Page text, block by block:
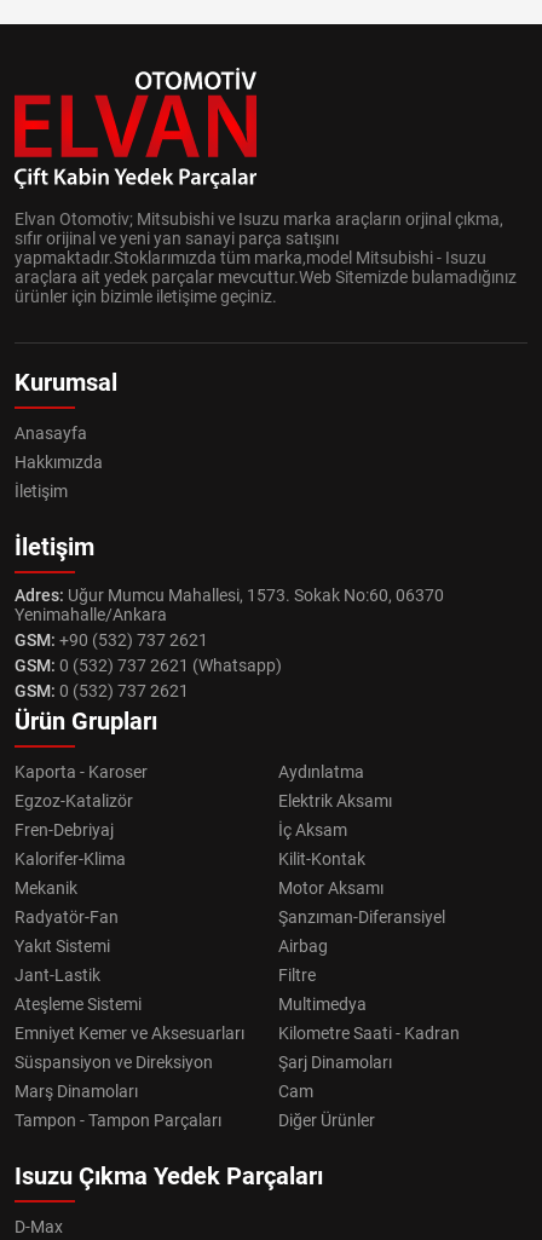
Elvan Otomotiv; Mitsubishi ve Isuzu marka araçların orjinal çıkma,
sıfır orijinal ve yeni yan sanayi parça satışını
yapmaktadır.Stoklarımızda tüm marka,model Mitsubishi - Isuzu
araçlara ait yedek parçalar mevcuttur.Web Sitemizde bulamadığınız
ürünler için bizimle iletişime geçiniz.
Kurumsal
Anasayfa
Hakkımızda
İletişim
İletişim
Adres: Uğur Mumcu Mahallesi, 1573. Sokak No:60, 06370
Yenimahalle/Ankara
GSM: +90 (532) 737 2621
GSM: 0 (532) 737 2621 (Whatsapp)
GSM: 0 (532) 737 2621
Ürün Grupları
Kaporta - Karoser
Aydınlatma
Egzoz-Katalizör
Elektrik Aksamı
Fren-Debriyaj
İç Aksam
Kalorifer-Klima
Kilit-Kontak
Mekanik
Motor Aksamı
Radyatör-Fan
Şanzıman-Diferansiyel
Yakıt Sistemi
Airbag
Jant-Lastik
Filtre
Ateşleme Sistemi
Multimedya
Emniyet Kemer ve Aksesuarları
Kilometre Saati - Kadran
Süspansiyon ve Direksiyon
Şarj Dinamoları
Marş Dinamoları
Cam
Tampon - Tampon Parçaları
Diğer Ürünler
Isuzu Çıkma Yedek Parçaları
D-Max